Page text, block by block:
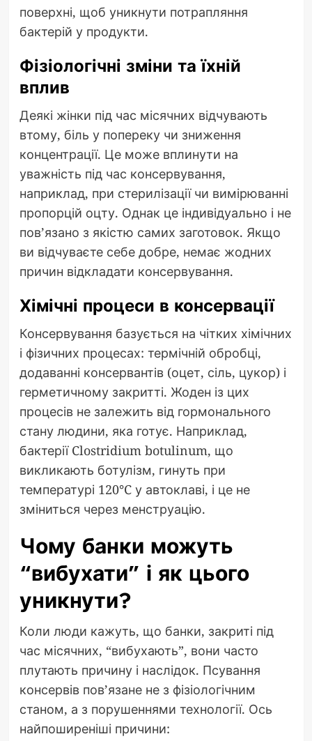
поверхні, щоб уникнути потрапляння
бактерій у продукти.
Фізіологічні зміни та їхній
вплив
Деякі жінки під час місячних відчувають
втому, біль у попереку чи зниження
концентрації. Це може вплинути на
уважність під час консервування,
наприклад, при стерилізації чи вимірюванні
пропорцій оцту. Однак це індивідуально і не
пов’язано з якістю самих заготовок. Якщо
ви відчуваєте себе добре, немає жодних
причин відкладати консервування.
Хімічні процеси в консервації
Консервування базується на чітких хімічних
і фізичних процесах: термічній обробці,
додаванні консервантів (оцет, сіль, цукор) і
герметичному закритті. Жоден із цих
процесів не залежить від гормонального
стану людини, яка готує. Наприклад,
бактерії Clostridium botulinum, що
викликають ботулізм, гинуть при
температурі 120°C у автоклаві, і це не
зміниться через менструацію.
Чому банки можуть
“вибухати” і як цього
уникнути?
Коли люди кажуть, що банки, закриті під
час місячних, “вибухають”, вони часто
плутають причину і наслідок. Псування
консервів пов’язане не з фізіологічним
станом, а з порушеннями технології. Ось
найпоширеніші причини: